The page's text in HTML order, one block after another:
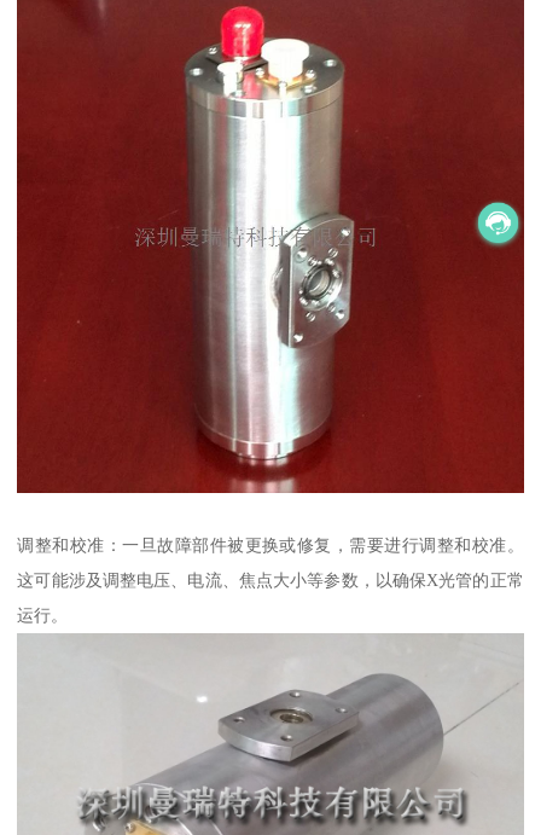
调整和校准：一旦故障部件被更换或修复，需要进行调整和校准。
这可能涉及调整电压、电流、焦点大小等参数，以确保X光管的正常
运行。